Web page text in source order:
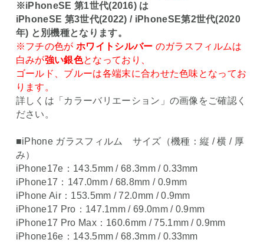
※iPhoneSE 第1世代(2016) は
iPhoneSE 第3世代(2022) / iPhoneSE第2世代(2020
年) と別機種となります。
※フチの色が ホワイトシルバー のガラスフィルムは
白みが強い銀色となっており、
ゴールド、ブルーは各端末に合わせた色味となってお
ります。
詳しくは「カラーバリエーション」の画像をご確認く
ださい。
■iPhone ガラスフィルム サイズ（機種：縦 / 横 / 厚
み）
iPhone17e：143.5mm / 68.3mm / 0.33mm
iPhone17：147.0mm / 68.8mm / 0.9mm
iPhone Air：153.5mm / 72.0mm / 0.9mm
iPhone17 Pro：147.1mm / 69.0mm / 0.9mm
iPhone17 Pro Max：160.6mm / 75.1mm / 0.9mm
iPhone16e：143.5mm / 68.3mm / 0.33mm